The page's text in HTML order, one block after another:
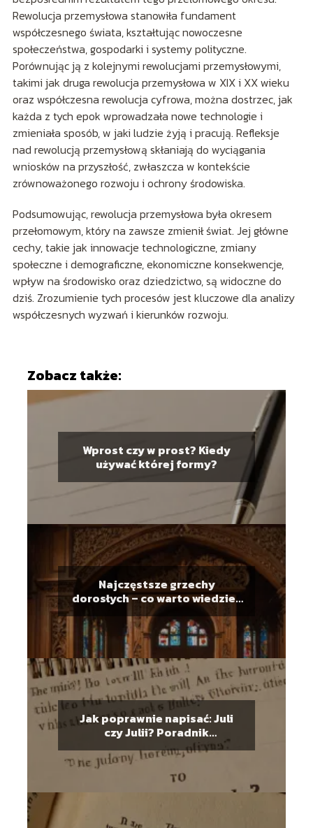
Rewolucja przemysłowa stanowiła fundament
współczesnego świata, kształtując nowoczesne
społeczeństwa, gospodarki i systemy polityczne.
Porównując ją z kolejnymi rewolucjami przemysłowymi,
takimi jak druga rewolucja przemysłowa w XIX i XX wieku
oraz współczesna rewolucja cyfrowa, można dostrzec, jak
każda z tych epok wprowadzała nowe technologie i
zmieniała sposób, w jaki ludzie żyją i pracują. Refleksje
nad rewolucją przemysłową skłaniają do wyciągania
wniosków na przyszłość, zwłaszcza w kontekście
zrównoważonego rozwoju i ochrony środowiska.
Podsumowując, rewolucja przemysłowa była okresem
przełomowym, który na zawsze zmienił świat. Jej główne
cechy, takie jak innowacje technologiczne, zmiany
społeczne i demograficzne, ekonomiczne konsekwencje,
wpływ na środowisko oraz dziedzictwo, są widoczne do
dziś. Zrozumienie tych procesów jest kluczowe dla analizy
współczesnych wyzwań i kierunków rozwoju.
Zobacz także:
Wprost czy w prost? Kiedy
używać której formy?
Najczęstsze grzechy
dorosłych – co warto wiedzieć
przed spowiedzią
Jak poprawnie napisać: Juli
czy Julii? Poradnik
ortograficzny